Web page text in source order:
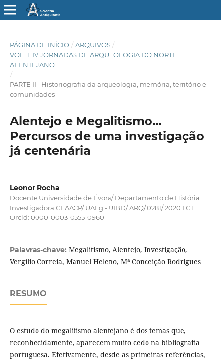
PÁGINA DE INÍCIO / ARQUIVOS /
VOL. 1: IV JORNADAS DE ARQUEOLOGIA DO NORTE
ALENTEJANO
/
PARTE II - Historiografia da arqueologia, memória, território e
comunidades
Alentejo e Megalitismo...
Percursos de uma investigação
já centenária
Leonor Rocha
Docente Universidade de Évora/ Departamento de História.
Investigadora CEAACP/ UALg - UIBD/ ARQ/ 0281/ 2020 FCT.
Orcid: 0000-0003-0555-0960
Palavras-chave: Megalitismo, Alentejo, Investigação,
Vergílio Correia, Manuel Heleno, Mª Conceição Rodrigues
RESUMO
O estudo do megalitismo alentejano é dos temas que,
reconhecidamente, aparecem muito cedo na bibliografia
portuguesa. Efetivamente, desde as primeiras referências,